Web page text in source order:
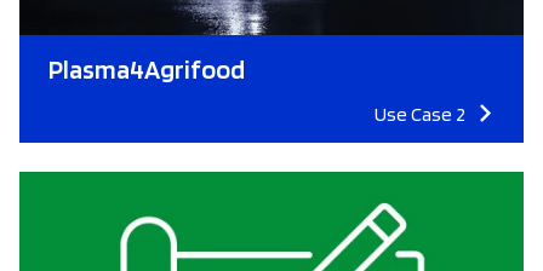
Plasma4Agrifood
Use Case 2